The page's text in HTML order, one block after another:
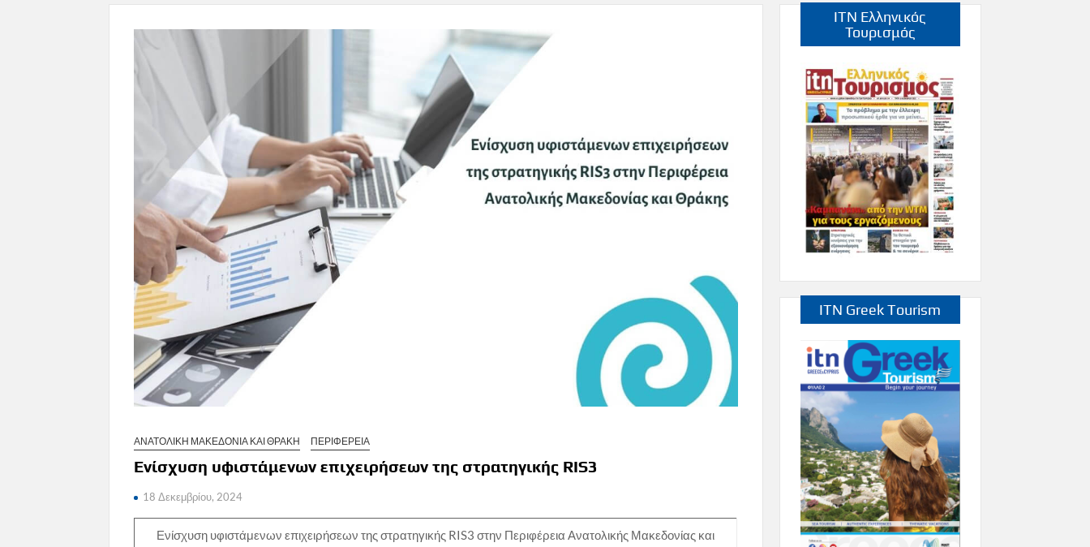
ΑΝΑΤΟΛΙΚΗ ΜΑΚΕΔΟΝΙΑ ΚΑΙ ΘΡΑΚΗ ΠΕΡΙΦΕΡΕΙΑ
Ενίσχυση υφιστάμενων επιχειρήσεων της στρατηγικής RIS3
18 Δεκεμβρίου, 2024
Ενίσχυση υφιστάμενων επιχειρήσεων της στρατηγικής RIS3 στην Περιφέρεια Ανατολικής Μακεδονίας και
ITN Ελληνικός
Τουρισμός
ITN Greek Tourism